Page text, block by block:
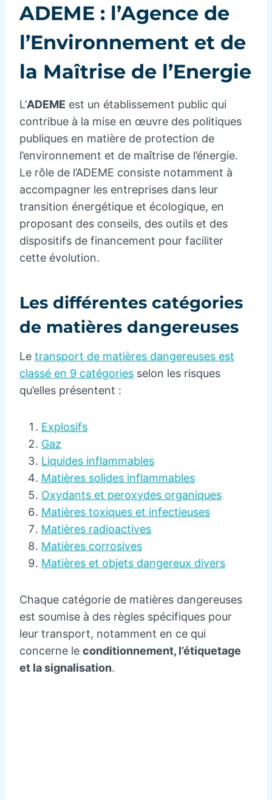
ADEME : l’Agence de
l’Environnement et de
la Maîtrise de l’Energie
L’ADEME est un établissement public qui
contribue à la mise en œuvre des politiques
publiques en matière de protection de
l’environnement et de maîtrise de l’énergie.
Le rôle de l’ADEME consiste notamment à
accompagner les entreprises dans leur
transition énergétique et écologique, en
proposant des conseils, des outils et des
dispositifs de financement pour faciliter
cette évolution.
Les différentes catégories
de matières dangereuses
Le transport de matières dangereuses est
classé en 9 catégories selon les risques
qu’elles présentent :
Explosifs
Gaz
Liquides inflammables
Matières solides inflammables
Oxydants et peroxydes organiques
Matières toxiques et infectieuses
Matières radioactives
Matières corrosives
Matières et objets dangereux divers
Chaque catégorie de matières dangereuses
est soumise à des règles spécifiques pour
leur transport, notamment en ce qui
concerne le conditionnement, l’étiquetage
et la signalisation.